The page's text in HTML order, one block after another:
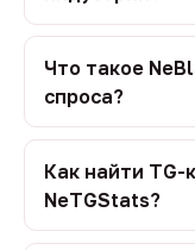
Что такое
спроса?
Как найти TG-
NeTGStats?